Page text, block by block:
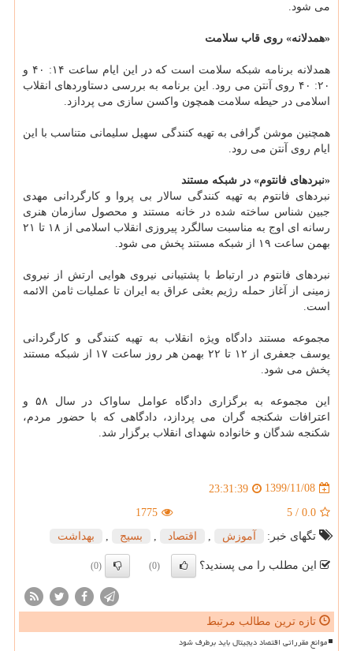
می شود.
«همدلانه» روی قاب سلامت
همدلانه برنامه شبکه سلامت است که در این ایام ساعت ۱۴: ۴۰ و
۲۰: ۴۰ روی آنتن می رود. این برنامه به بررسی دستاوردهای انقلاب
اسلامی در حیطه سلامت همچون واکسن سازی می پردازد.
همچنین موشن گرافی به تهیه کنندگی سهیل سلیمانی متناسب با این
ایام روی آنتن می رود.
«نبردهای فانتوم» در شبکه مستند
نبردهای فانتوم به تهیه کنندگی سالار بی پروا و کارگردانی مهدی
جبین شناس ساخته شده در خانه مستند و محصول سازمان هنری
رسانه ای اوج به مناسبت سالگرد پیروزی انقلاب اسلامی از ۱۸ تا ۲۱
بهمن ساعت ۱۹ از شبکه مستند پخش می شود.
نبردهای فانتوم در ارتباط با پشتیبانی نیروی هوایی ارتش از نیروی
زمینی از آغاز حمله رژیم بعثی عراق به ایران تا عملیات ثامن الائمه
است.
مجموعه مستند دادگاه ویژه انقلاب به تهیه کنندگی و کارگردانی
یوسف جعفری از ۱۲ تا ۲۲ بهمن هر روز ساعت ۱۷ از شبکه مستند
پخش می شود.
این مجموعه به برگزاری دادگاه عوامل ساواک در سال ۵۸ و
اعترافات شکنجه گران می پردازد، دادگاهی که با حضور مردم،
شکنجه شدگان و خانواده شهدای انقلاب برگزار شد.
1399/11/08
23:31:39
0.0
/
5
1775
تگهای خبر:
آموزش اقتصاد بسیج بهداشت
این مطلب را می پسندید؟ (0)
(0)
تازه ترین مطالب مرتبط
موانع مقرراتی اقتصاد دیجیتال باید برطرف شود